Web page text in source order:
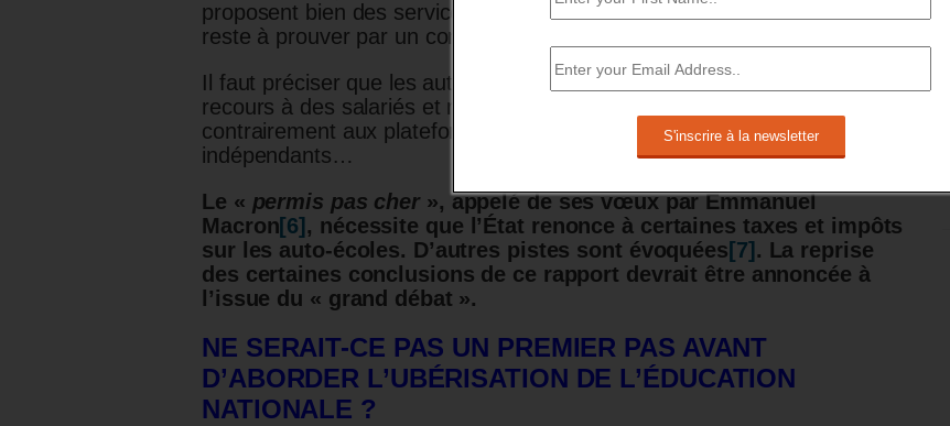
proposent bien des services de la même qualité professionnelle, ce qui
reste à prouver par un contrôle effectif.
Il faut préciser que les auto-écoles traditionnelles sont tenues d’avoir
recours à des salariés et non à des indépendants par les Urssaf
contrairement aux plateformes en ligne qui emploient des moniteurs
indépendants…
Le « permis pas cher », appelé de ses vœux par Emmanuel
Macron[6] , nécessite que l’État renonce à certaines taxes et impôts
sur les auto-écoles. D’autres pistes sont évoquées [7] . La reprise
des certaines conclusions de ce rapport devrait être annoncée à
l’issue du « grand débat ».
NE SERAIT-CE PAS UN PREMIER PAS AVANT
D’ABORDER L’UBÉRISATION DE L’ÉDUCATION
NATIONALE ?